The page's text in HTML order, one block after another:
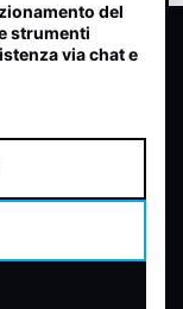
dall analisi di
POLICY
COOKIES
del
strumenti
via chat e